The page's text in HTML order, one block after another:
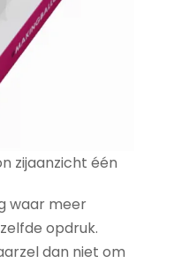
zijaanzicht één
waar meer
opdruk.
dan niet om